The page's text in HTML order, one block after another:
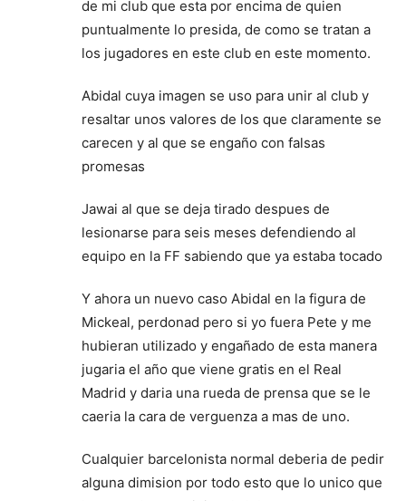
de mi club que esta por encima de quien
puntualmente lo presida, de como se tratan a
los jugadores en este club en este momento.
Abidal cuya imagen se uso para unir al club y
resaltar unos valores de los que claramente se
carecen y al que se engaño con falsas
promesas
Jawai al que se deja tirado despues de
lesionarse para seis meses defendiendo al
equipo en la FF sabiendo que ya estaba tocado
Y ahora un nuevo caso Abidal en la figura de
Mickeal, perdonad pero si yo fuera Pete y me
hubieran utilizado y engañado de esta manera
jugaria el año que viene gratis en el Real
Madrid y daria una rueda de prensa que se le
caeria la cara de verguenza a mas de uno.
Cualquier barcelonista normal deberia de pedir
alguna dimision por todo esto que lo unico que